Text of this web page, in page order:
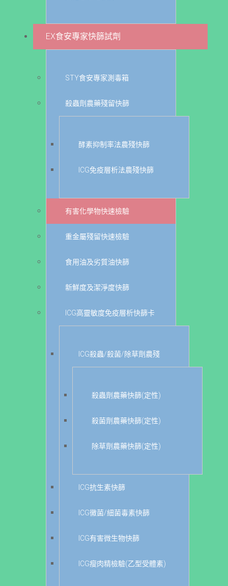
EX食安專家快篩試劑
STY食安專家測毒箱
殺蟲劑農藥殘留快篩
酵素抑制率法農殘快篩
ICG免疫層析法農殘快篩
有害化學物快速檢驗
重金屬殘留快速檢驗
食用油及劣質油快篩
新鮮度及潔淨度快篩
ICG高靈敏度免疫層析快篩卡
ICG殺蟲/殺菌/除草劑農殘
殺蟲劑農藥快篩(定性)
殺菌劑農藥快篩(定性)
除草劑農藥快篩(定性)
ICG抗生素快篩
ICG黴菌/細菌毒素快篩
ICG有害微生物快篩
ICG瘦肉精檢驗(乙型受體素)